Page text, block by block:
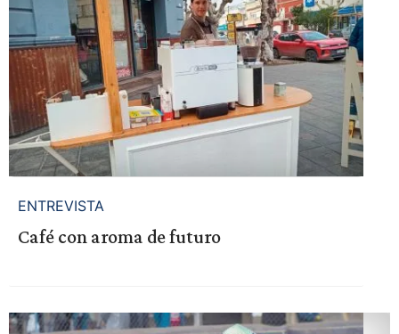
ENTREVISTA
Café con aroma de futuro